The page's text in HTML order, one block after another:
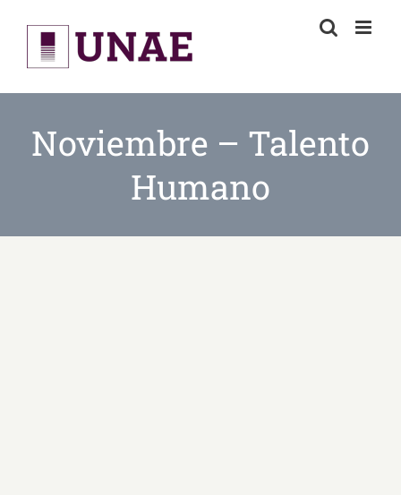
content
Noviembre – Talento
Humano